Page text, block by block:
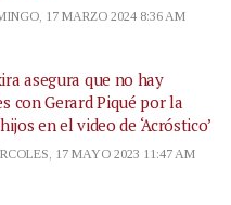
17 MARZO 2024 8:36 AM
asegura que no hay
con Gerard Piqué por la
en el video de ‘Acróstico’
17 MAYO 2023 11:47 AM